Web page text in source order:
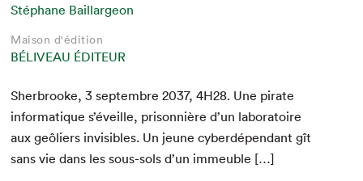
Stéphane Baillargeon
Maison d'édition
BÉLIVEAU ÉDITEUR
Sher­brooke,3 sep­tem­bre2037,4H28. Une pirate
infor­ma­tique s’éveille, pris­on­nière d’un lab­o­ra­toire
aux geôliers invis­i­bles. Un jeune cyberdépen­dant gît
sans vie dans les sous-sols d’un immeuble […]